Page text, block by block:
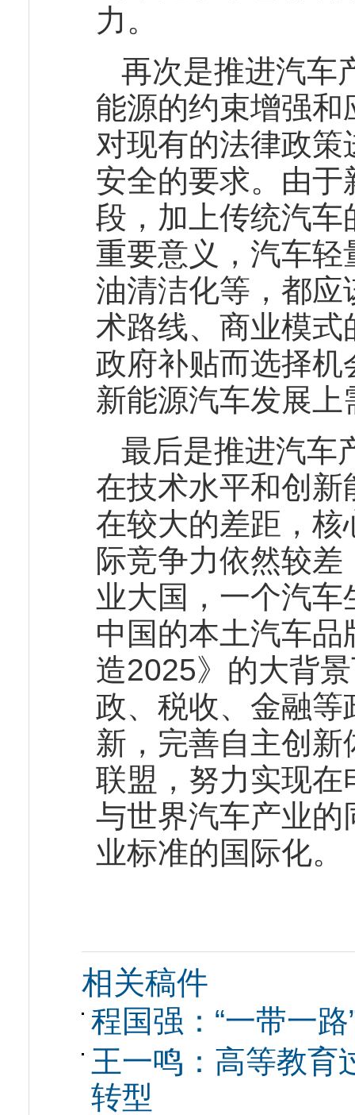
力。
再次是推进汽车
能源的约束增强
对现有的法律政
安全的要求。由
段，加上传统汽
重要意义，汽车
油清洁化等，都
术路线、商业模
政府补贴而选择
新能源汽车发展
最后是推进汽车
在技术水平和创
在较大的差距，
际竞争力依然较
业大国，一个汽
中国的本土汽车
造2025》的大背
政、税收、金融
新，完善自主创
联盟，努力实现
与世界汽车产业
业标准的国际化。
相关稿件
程国强：“一带一
王一鸣：高等教育
转型